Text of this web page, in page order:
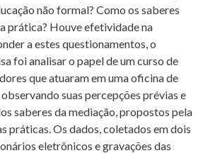
não formal? Como os saberes
prática? Houve efetividade na
a estes questionamentos, o
foi analisar o papel de um curso de
que atuaram em uma oficina de
suas percepções prévias e
saberes da mediação, propostos pela
práticas. Os dados, coletados em dois
eletrônicos e gravações das